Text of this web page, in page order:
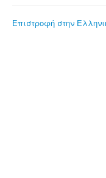
Επιστροφή στην